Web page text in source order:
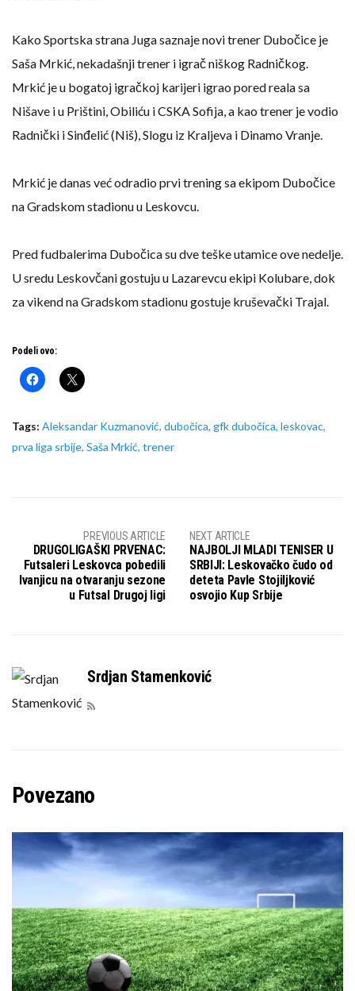
Kako Sportska strana Juga saznaje novi trener Dubočice je
Saša Mrkić, nekadašnji trener i igrač niškog Radničkog.
Mrkić je u bogatoj igračkoj karijeri igrao pored reala sa
Nišave i u Prištini, Obiliću i CSKA Sofija, a kao trener je vodio
Radnički i Sinđelić (Niš), Slogu iz Kraljeva i Dinamo Vranje.
Mrkić je danas već odradio prvi trening sa ekipom Dubočice
na Gradskom stadionu u Leskovcu.
Pred fudbalerima Dubočica su dve teške utamice ove nedelje.
U sredu Leskovčani gostuju u Lazarevcu ekipi Kolubare, dok
za vikend na Gradskom stadionu gostuje kruševački Trajal.
Podeli ovo:
Tags: Aleksandar Kuzmanović, dubočica, gfk dubočica, leskovac,
prva liga srbije, Saša Mrkić, trener
PREVIOUS ARTICLE
DRUGOLIGAŠKI PRVENAC:
Futsaleri Leskovca pobedili
Ivanjicu na otvaranju sezone
u Futsal Drugoj ligi
NEXT ARTICLE
NAJBOLJI MLADI TENISER U
SRBIJI: Leskovačko čudo od
deteta Pavle Stojiljković
osvojio Kup Srbije
Srdjan Stamenković
Povezano